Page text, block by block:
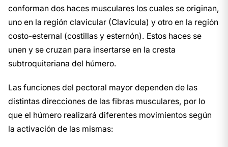
conforman dos haces musculares los cuales se originan,
uno en la región clavicular (Clavícula) y otro en la región
costo-esternal (costillas y esternón). Estos haces se
unen y se cruzan para insertarse en la cresta
subtroquiteriana del húmero.
Las funciones del pectoral mayor dependen de las
distintas direcciones de las fibras musculares, por lo
que el húmero realizará diferentes movimientos según
la activación de las mismas: